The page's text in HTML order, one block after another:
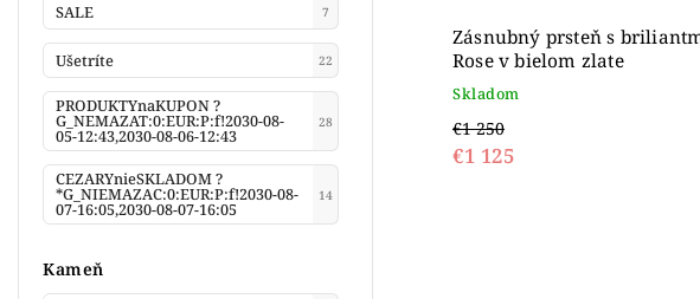
SALE 7
Ušetríte 22
PRODUKTYnaKUPON ?
G_NEMAZAT:0:EUR:P:f!2030-08-
05-12:43,2030-08-06-12:43
28
CEZARYnieSKLADOM ?
*G_NIEMAZAC:0:EUR:P:f!2030-08-
07-16:05,2030-08-07-16:05
14
Kameň
Zásnubný prsteň s
Rose v bielom zlate
Skladom
€1 250
€1 125